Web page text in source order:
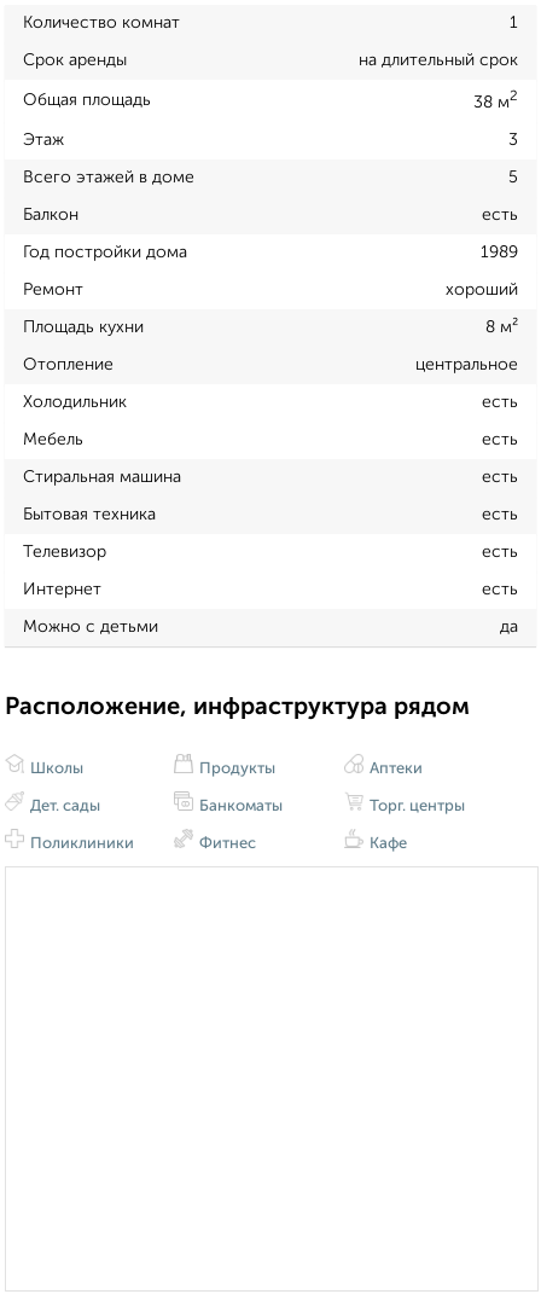
Количество комнат 1
Срок аренды на длительный срок
Общая площадь 38 м2
Этаж 3
Всего этажей в доме 5
Балкон есть
Год постройки дома 1989
Ремонт хороший
Площадь кухни 8 м²
Отопление центральное
Холодильник есть
Мебель есть
Стиральная машина есть
Бытовая техника есть
Телевизор есть
Интернет есть
Можно с детьми да
Расположение, инфраструктура рядом
Школы
Дет. сады
Поликлиники
Продукты
Банкоматы
Фитнес
Аптеки
Торг. центры
Кафе